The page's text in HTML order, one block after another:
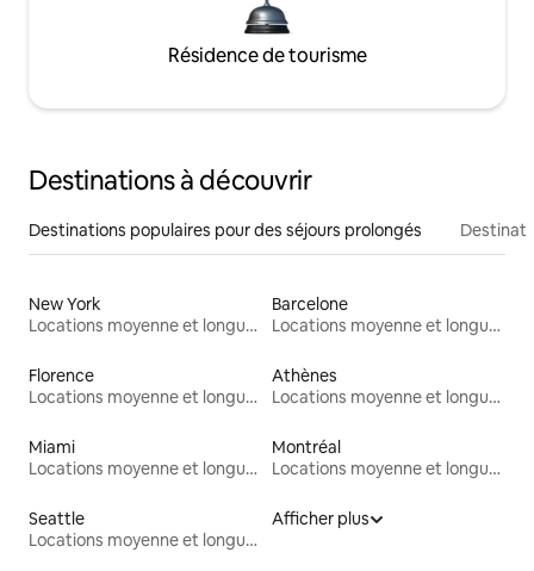
Résidence de tourisme
Destinations à découvrir
Destinations populaires pour des séjours prolongés
New York
Locations moyenne et longue durée
Barcelone
Locations moyenne et longue durée
Florence
Locations moyenne et longue durée
Athènes
Locations moyenne et longue durée
Miami
Locations moyenne et longue durée
Montréal
Locations moyenne et longue durée
Seattle
Locations moyenne et longue durée
Afficher plus